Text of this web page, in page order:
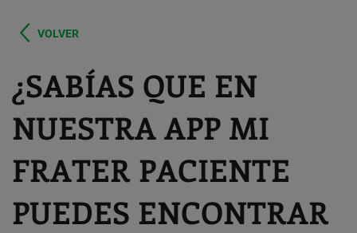
VOLVER
¿SABÍAS QUE EN
NUESTRA APP MI
FRATER PACIENTE
PUEDES ENCONTRAR